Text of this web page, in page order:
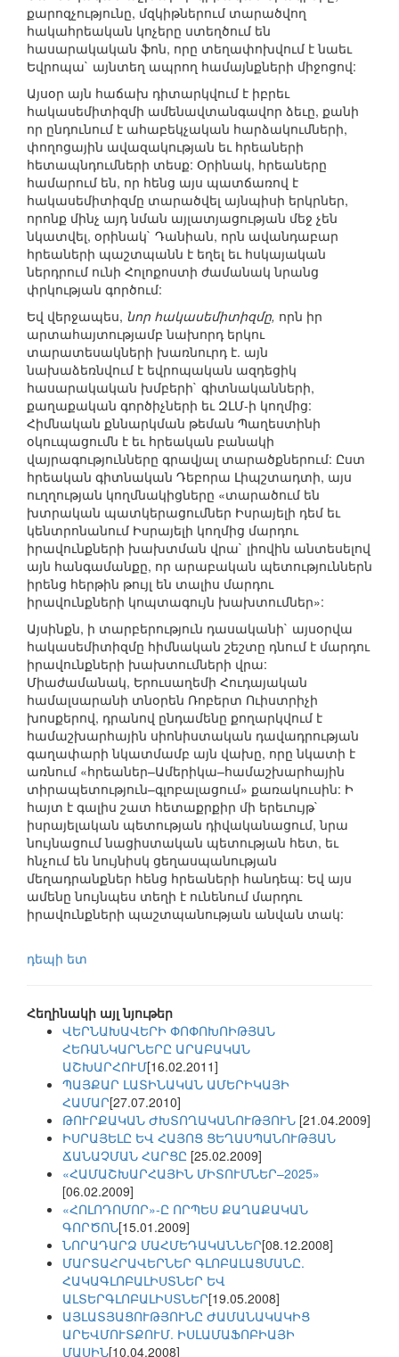
քարոզչությունը, մզկիթներում տարածվող
հակահրեական կոչերը ստեղծում են
հասարակական ֆոն, որը տեղափոխվում է նաեւ
Եվրոպա` այնտեղ ապրող համայնքների միջոցով:
Այսօր այն հաճախ դիտարկվում է իբրեւ
հակասեմիտիզմի ամենավտանգավոր ձեւը, քանի
որ ընդունում է ահաբեկչական հարձակումների,
փողոցային ավազակության եւ հրեաների
հետապնդումների տեսք: Օրինակ, հրեաները
համարում են, որ հենց այս պատճառով է
հակասեմիտիզմը տարածվել այնպիսի երկրներ,
որոնք մինչ այդ նման այլատյացության մեջ չեն
նկատվել, օրինակ` Դանիան, որն ավանդաբար
հրեաների պաշտպանն է եղել եւ հսկայական
ներդրում ունի Հոլոքոստի ժամանակ նրանց
փրկության գործում:
Եվ վերջապես, նոր հակասեմիտիզմը, որն իր
արտահայտությամբ նախորդ երկու
տարատեսակների խառնուրդ է. այն
նախաձեռնվում է եվրոպական ազդեցիկ
հասարակական խմբերի` գիտնականների,
քաղաքական գործիչների եւ ԶԼՄ-ի կողմից:
Հիմնական քննարկման թեման Պաղեստինի
օկուպացումն է եւ հրեական բանակի
վայրագությունները գրավյալ տարածքներում: Ըստ
հրեական գիտնական Դեբորա Լիպշտադտի, այս
ուղղության կողմնակիցները «տարածում են
խտրական պատկերացումներ Իսրայելի դեմ եւ
կենտրոնանում Իսրայելի կողմից մարդու
իրավունքների խախտման վրա` լիովին անտեսելով
այն հանգամանքը, որ արաբական պետություններն
իրենց հերթին թույլ են տալիս մարդու
իրավունքների կոպտագույն խախտումներ»:
Այսինքն, ի տարբերություն դասականի` այսօրվա
հակասեմիտիզմը հիմնական շեշտը դնում է մարդու
իրավունքների խախտումների վրա:
Միաժամանակ, Երուսաղեմի Հուդայական
համալսարանի տնօրեն Ռոբերտ Ուիստրիչի
խոսքերով, դրանով ընդամենը քողարկվում է
համաշխարհային սիոնիստական դավադրության
գաղափարի նկատմամբ այն վախը, որը նկատի է
առնում «հրեաներ–Ամերիկա–համաշխարհային
տիրապետություն–գլոբալացում» քառակուսին: Ի
հայտ է գալիս շատ հետաքրքիր մի երեւույթ`
իսրայելական պետության դիվականացում, նրա
նույնացում նացիստական պետության հետ, եւ
հնչում են նույնիսկ ցեղասպանության
մեղադրանքներ հենց հրեաների հանդեպ: Եվ այս
ամենը նույնպես տեղի է ունենում մարդու
իրավունքների պաշտպանության անվան տակ:
դեպի ետ
Հեղինակի այլ նյութեր
ՎԵՐՆԱԽԱՎԵՐԻ ՓՈՓՈԽՈԻԹՅԱՆ
ՀԵՌԱՆԿԱՐՆԵՐԸ ԱՐԱԲԱԿԱՆ
ԱՇԽԱՐՀՈՒՄ[16.02.2011]
ՊԱՅՔԱՐ ԼԱՏԻՆԱԿԱՆ ԱՄԵՐԻԿԱՅԻ
ՀԱՄԱՐ[27.07.2010]
ԹՈՒՐՔԱԿԱՆ ԺԽՏՈՂԱԿԱՆՈՒԹՅՈՒՆ [21.04.2009]
ԻՍՐԱՅԵԼԸ ԵՎ ՀԱՅՈՑ ՑԵՂԱՍՊԱՆՈՒԹՅԱՆ
ՃԱՆԱՉՄԱՆ ՀԱՐՑԸ [25.02.2009]
«ՀԱՄԱՇԽԱՐՀԱՅԻՆ ՄԻՏՈՒՄՆԵՐ–2025»
[06.02.2009]
«ՀՈԼՈԴՈՄՈՐ»-Ը ՈՐՊԵՍ ՔԱՂԱՔԱԿԱՆ
ԳՈՐԾՈՆ[15.01.2009]
ՆՈՐԱԴԱՐՁ ՄԱՀՄԵԴԱԿԱՆՆԵՐ[08.12.2008]
ՄԱՐՏԱՀՐԱՎԵՐՆԵՐ ԳԼՈԲԱԼԱՑՄԱՆԸ.
ՀԱԿԱԳԼՈԲԱԼԻՍՏՆԵՐ ԵՎ
ԱԼՏԵՐԳԼՈԲԱԼԻՍՏՆԵՐ[19.05.2008]
ԱՅԼԱՏՅԱՑՈՒԹՅՈՒՆԸ ԺԱՄԱՆԱԿԱԿԻՑ
ԱՐԵՎՄՈՒՏՔՈՒՄ. ԻՍԼԱՄԱՖՈԲԻԱՅԻ
ՄԱՍԻՆ[10.04.2008]